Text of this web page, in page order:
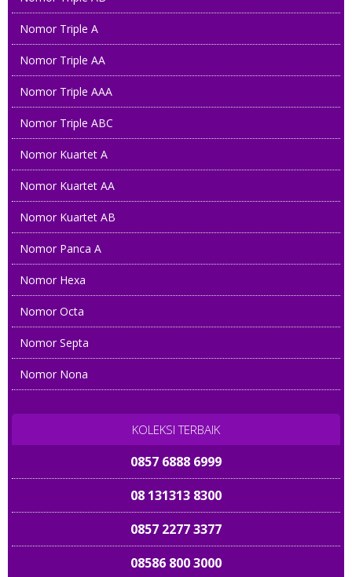
Nomor Triple A
Nomor Triple AA
Nomor Triple AAA
Nomor Triple ABC
Nomor Kuartet A
Nomor Kuartet AA
Nomor Kuartet AB
Nomor Panca A
Nomor Hexa
Nomor Octa
Nomor Septa
Nomor Nona
KOLEKSI TERBAIK
0857 6888 6999
08 131313 8300
0857 2277 3377
08586 800 3000